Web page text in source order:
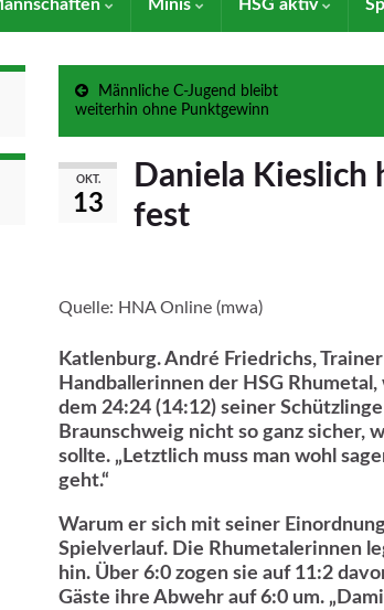
Minis HSG aktiv
Männliche C-Jugend bleibt
weiterhin ohne Punktgewinn
OKT.
13
Daniela Kieslich
fest
Quelle: HNA Online (mwa)
Katlenburg. André Friedrichs,
Handballerinnen der HSG
dem 24:24 (14:12) seiner
Braunschweig nicht so ganz sicher,
sollte. „Letztlich muss man wohl
geht.“
Warum er sich mit seiner
Spielverlauf. Die Rhumetalerinnen
hin. Über 6:0 zogen sie auf 11:2
Gäste ihre Abwehr auf 6:0 um.